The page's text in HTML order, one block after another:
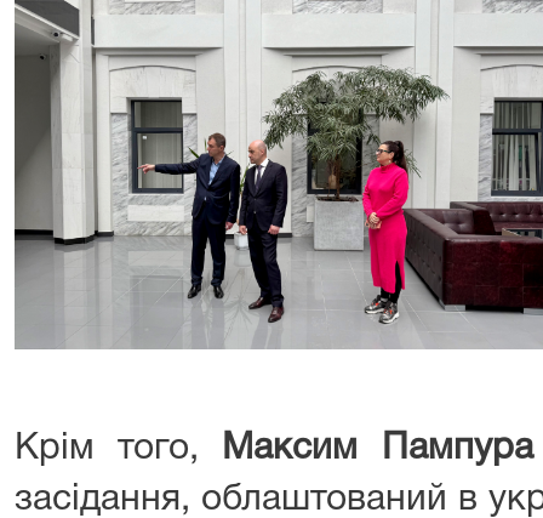
Крім того, Максим Пампура
засідання, облаштований в